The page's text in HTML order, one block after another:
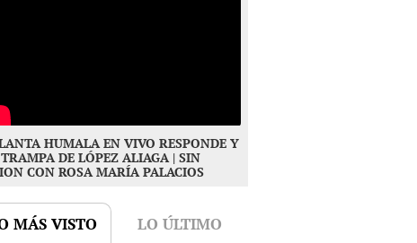
HUMALA EN VIVO RESPONDE Y
DE LÓPEZ ALIAGA | SIN
CON ROSA MARÍA PALACIOS
MÁS VISTO LO ÚLTIMO